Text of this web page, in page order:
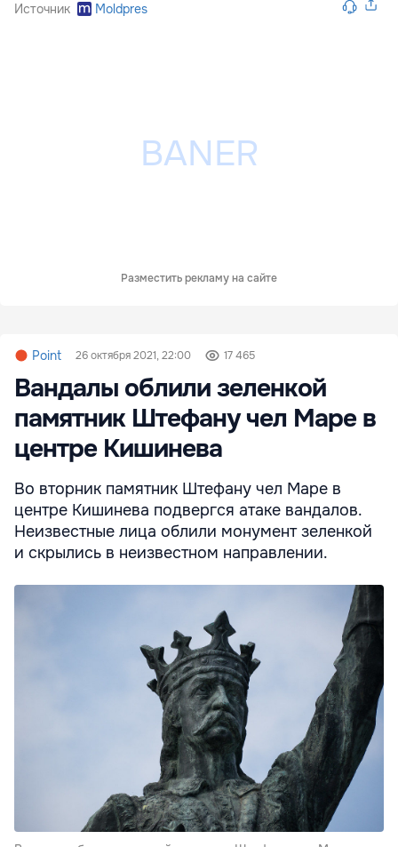
Источник Moldpres
Разместить рекламу на сайте
Point 26 октября 2021, 22:00 17 465
Вандалы облили зеленкой
памятник Штефану чел Маре в
центре Кишинева
Во вторник памятник Штефану чел Маре в
центре Кишинева подвергся атаке вандалов.
Неизвестные лица облили монумент зеленкой
и скрылись в неизвестном направлении.